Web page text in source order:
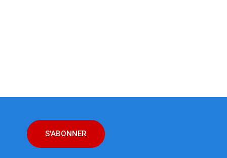
S'ABONNER